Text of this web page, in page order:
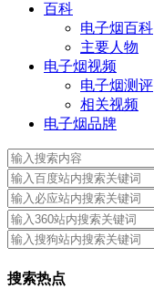
百科
电子烟百科
主要人物
电子烟视频
电子烟测评
相关视频
电子烟品牌
搜索热点